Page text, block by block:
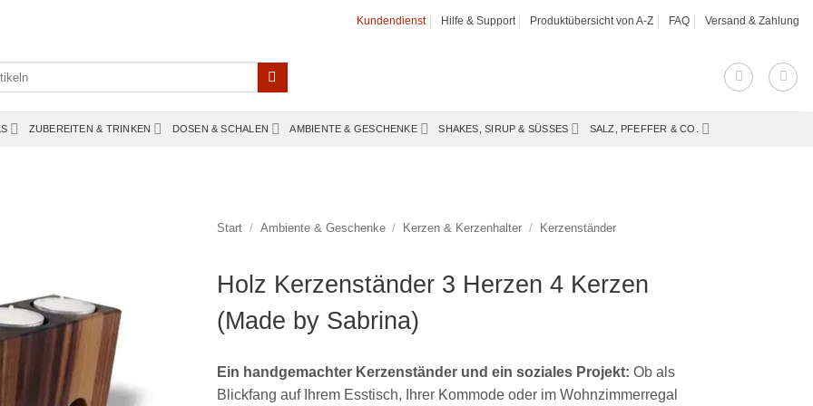
Kundendienst Hilfe & Support Produktübersicht von A-Z FAQ Versand & Zahlung
ZUBEREITEN & TRINKEN DOSEN & SCHALEN AMBIENTE & GESCHENKE SHAKES, SIRUP & SÜSSES SALZ, PFEFFER & CO.
Start / Ambiente & Geschenke / Kerzen & Kerzenhalter / Kerzenständer
Holz Kerzenständer 3 Herzen 4 Kerzen
(Made by Sabrina)
Ein handgemachter Kerzenständer und ein soziales Projekt: Ob als
Blickfang auf Ihrem Esstisch, Ihrer Kommode oder im Wohnzimmerregal